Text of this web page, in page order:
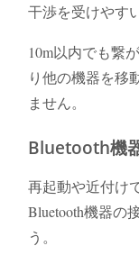
干渉を受けやす
10m以内でも繋
り他の機器を移
ません。
Bluetooth機
再起動や近付け
Bluetooth機器の
う。